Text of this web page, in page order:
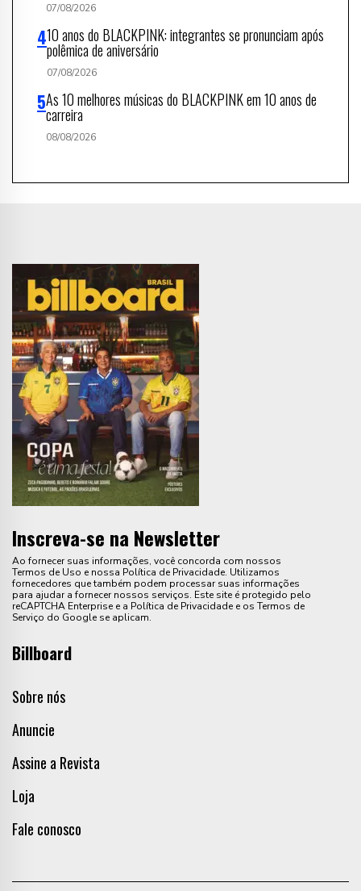
07/08/2026
10 anos do BLACKPINK: integrantes se pronunciam após
polêmica de aniversário
07/08/2026
As 10 melhores músicas do BLACKPINK em 10 anos de
carreira
08/08/2026
Inscreva-se na Newsletter
Ao fornecer suas informações, você concorda com nossos
Termos de Uso e nossa Política de Privacidade. Utilizamos
fornecedores que também podem processar suas informações
para ajudar a fornecer nossos serviços. Este site é protegido pelo
reCAPTCHA Enterprise e a Política de Privacidade e os Termos de
Serviço do Google se aplicam.
Billboard
Sobre nós
Anuncie
Assine a Revista
Loja
Fale conosco